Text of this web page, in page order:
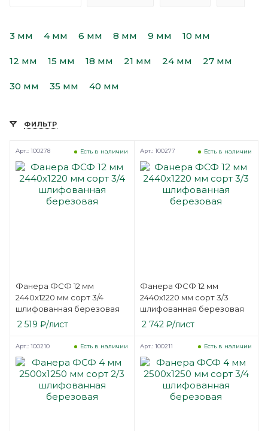
3 мм 4 мм 6 мм 8 мм 9 мм 10 мм
12 мм 15 мм 18 мм 21 мм 24 мм 27 мм
30 мм 35 мм 40 мм
ФИЛЬТР
Фанера ФСФ 12 мм
2440х1220 мм сорт 3/4
шлифованная березовая
Есть в наличии
Арт.: 100278
2 519 ₽/лист
Фанера ФСФ 12 мм
2440х1220 мм сорт 3/3
шлифованная березовая
Есть в наличии
Арт.: 100277
2 742 ₽/лист
Есть в наличии
Арт.: 100210 Есть в наличии
Арт.: 100211